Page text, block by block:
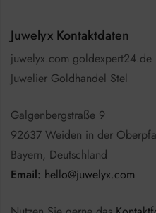
Juwelyx Kontaktdaten
juwelyx.com goldexpert24.de
Juwelier Goldhandel Stel
Galgenbergstraße 9
92637 Weiden in der
Bayern, Deutschland
Email: hello@juwelyx.com